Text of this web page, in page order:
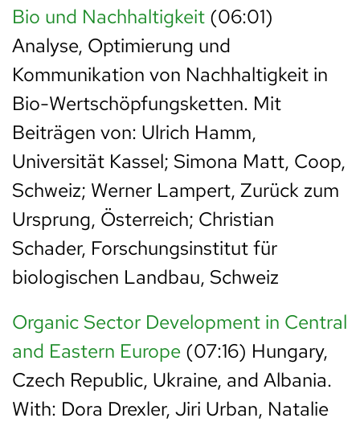
Bio und Nachhaltigkeit (06:01)
Analyse, Optimierung und
Kommunikation von Nachhaltigkeit in
Bio-Wertschöpfungsketten. Mit
Beiträgen von: Ulrich Hamm,
Universität Kassel; Simona Matt, Coop,
Schweiz; Werner Lampert, Zurück zum
Ursprung, Österreich; Christian
Schader, Forschungsinstitut für
biologischen Landbau, Schweiz
Organic Sector Development in Central
and Eastern Europe (07:16) Hungary,
Czech Republic, Ukraine, and Albania.
With: Dora Drexler, Jiri Urban, Natalie